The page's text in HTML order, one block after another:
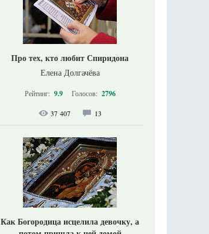
Про тех, кто любит Спиридона
Елена Долгачёва
Рейтинг: 9.9 Голосов: 2796
37 407 13
Как Богородица исцелила девочку, а